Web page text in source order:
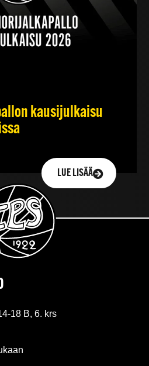
kausijulkaisu
LUE LISÄÄ
18 B, 6. krs